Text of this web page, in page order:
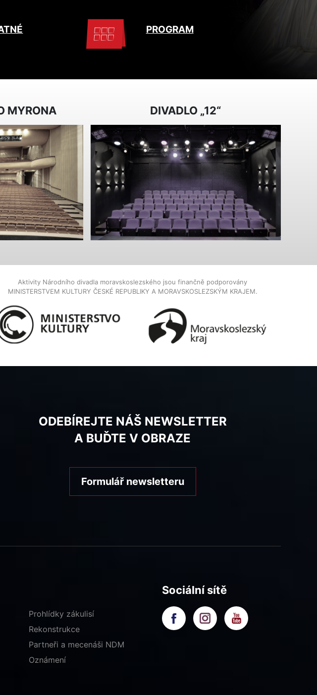
PROGRAM
MYRONA DIVADLO „12“
Aktivity Národního divadla moravskoslezského jsou finančně podporovány
MINISTERSTVEM KULTURY ČESKÉ REPUBLIKY A MORAVSKOSLEZSKÝM KRAJEM.
ODEBÍREJTE NÁŠ NEWSLETTER
A BUĎTE V OBRAZE
Formulář newsletteru
Prohlídky zákulisí
Rekonstrukce
Partneři a mecenáši NDM
Oznámení
Sociální sítě